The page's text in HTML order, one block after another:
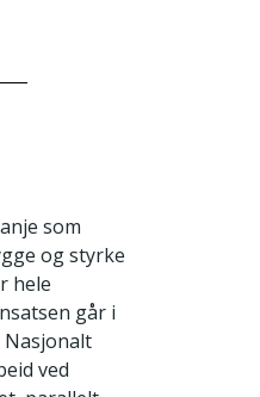
som
og styrke
hele
går i
Nasjonalt
ved